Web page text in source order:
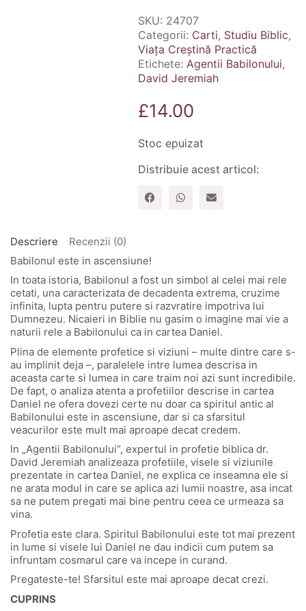
SKU: 24707
Categorii: Carti, Studiu Biblic,
Viața Creștină Practică
Etichete: Agentii Babilonului,
David Jeremiah
£14.00
Stoc epuizat
Distribuie acest articol:
Descriere
Recenzii (0)
Babilonul este in ascensiune!
In toata istoria, Babilonul a fost un simbol al celei mai rele
cetati, una caracterizata de decadenta extrema, cruzime
infinita, lupta pentru putere si razvratire impotriva lui
Dumnezeu. Nicaieri in Biblie nu gasim o imagine mai vie a
naturii rele a Babilonului ca in cartea Daniel.
Plina de elemente profetice si viziuni – multe dintre care s-
au implinit deja –, paralelele intre lumea descrisa in
aceasta carte si lumea in care traim noi azi sunt incredibile.
De fapt, o analiza atenta a profetiilor descrise in cartea
Daniel ne ofera dovezi certe nu doar ca spiritul antic al
Babilonului este in ascensiune, dar si ca sfarsitul
veacurilor este mult mai aproape decat credem.
In „Agentii Babilonului”, expertul in profetie biblica dr.
David Jeremiah analizeaza profetiile, visele si viziunile
prezentate in cartea Daniel, ne explica ce inseamna ele si
ne arata modul in care se aplica azi lumii noastre, asa incat
sa ne putem pregati mai bine pentru ceea ce urmeaza sa
vina.
Profetia este clara. Spiritul Babilonului este tot mai prezent
in lume si visele lui Daniel ne dau indicii cum putem sa
infruntam cosmarul care va incepe in curand.
Pregateste-te! Sfarsitul este mai aproape decat crezi.
CUPRINS